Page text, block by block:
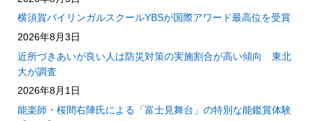
横須賀バイリンガルスクールYBSが国際アワード最高位を受賞
2026年8月3日
近所づきあいが良い人は防災対策の実施割合が高い傾向 東北
大が調査
2026年8月1日
能楽師・桜間右陣氏による「富士見舞台」の特別な能鑑賞体験